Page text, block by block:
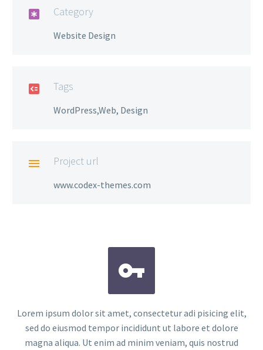
 Category
Website Design
 Tags
WordPress,Web, Design
 Project url
www.codex-themes.com


Lorem ipsum dolor sit amet, consectetur adi pisicing elit,
sed do eiusmod tempor incididunt ut labore et dolore
magna aliqua. Ut enim ad minim veniam, quis nostrud